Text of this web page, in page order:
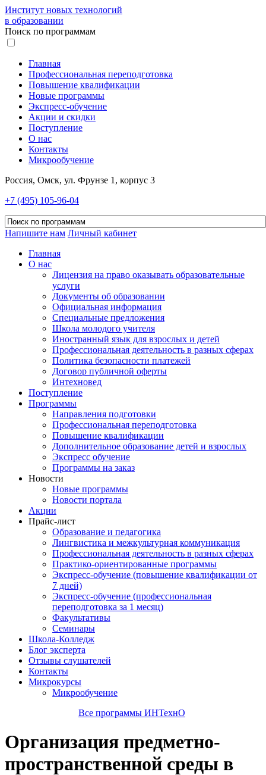
Институт новых технологий
в образовании
Поиск по программам
Главная
Профессиональная переподготовка
Повышение квалификации
Новые программы
Экспресс-обучение
Акции и скидки
Поступление
О нас
Контакты
Микрообучение
Россия, Омск, ул. Фрунзе 1, корпус 3
+7 (495) 105-96-04
Напишите нам Личный кабинет
Главная
О нас
Лицензия на право оказывать образовательные
услуги
Документы об образовании
Официальная информация
Специальные предложения
Школа молодого учителя
Иностранный язык для взрослых и детей
Профессиональная деятельность в разных сферах
Политика безопасности платежей
Договор публичной оферты
Интехновед
Поступление
Программы
Направления подготовки
Профессиональная переподготовка
Повышение квалификации
Дополнительное образование детей и взрослых
Экспресс обучение
Программы на заказ
Новости
Новые программы
Новости портала
Акции
Прайс-лист
Образование и педагогика
Лингвистика и межкультурная коммуникация
Профессиональная деятельность в разных сферах
Практико-ориентированные программы
Экспресс-обучение (повышение квалификации от
7 дней)
Экспресс-обучение (профессиональная
переподготовка за 1 месяц)
Факультативы
Семинары
Школа-Колледж
Блог эксперта
Отзывы слушателей
Контакты
Микрокурсы
Микрообучение
Все программы ИНТехнО
Организация предметно-
пространственной среды в